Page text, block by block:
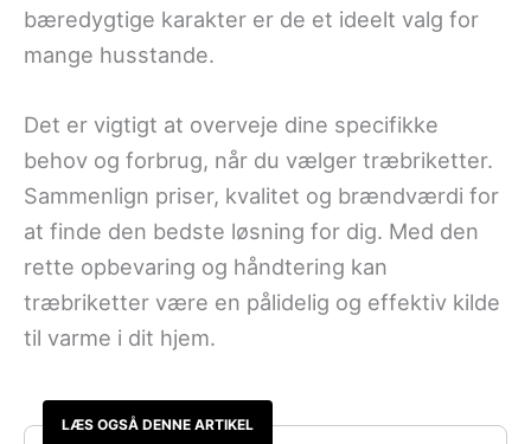
bæredygtige karakter er de et ideelt valg for
mange husstande.
Det er vigtigt at overveje dine specifikke
behov og forbrug, når du vælger træbriketter.
Sammenlign priser, kvalitet og brændværdi for
at finde den bedste løsning for dig. Med den
rette opbevaring og håndtering kan
træbriketter være en pålidelig og effektiv kilde
til varme i dit hjem.
LÆS OGSÅ DENNE ARTIKEL